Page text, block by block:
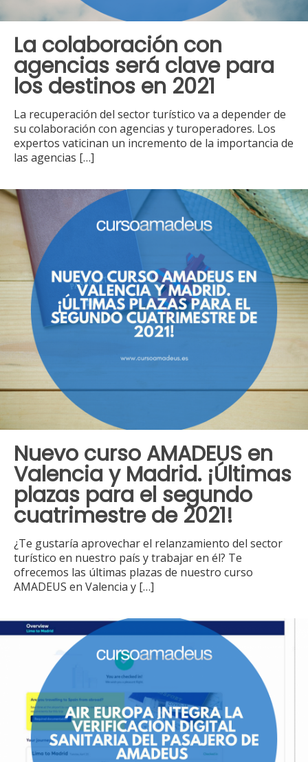
La colaboración con
agencias será clave para
los destinos en 2021
La recuperación del sector turístico va a depender de
su colaboración con agencias y turoperadores. Los
expertos vaticinan un incremento de la importancia de
las agencias […]
Nuevo curso AMADEUS en
Valencia y Madrid. ¡Últimas
plazas para el segundo
cuatrimestre de 2021!
¿Te gustaría aprovechar el relanzamiento del sector
turístico en nuestro país y trabajar en él? Te
ofrecemos las últimas plazas de nuestro curso
AMADEUS en Valencia y […]